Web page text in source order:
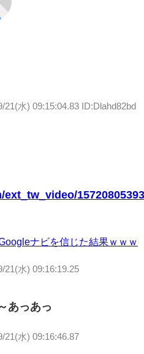
21(水) 09:15:04.83 ID:Dlahd82bd
ナビを信じた結果ｗｗｗ
21(水) 09:16:19.25
あっあっ
21(水) 09:16:46.87